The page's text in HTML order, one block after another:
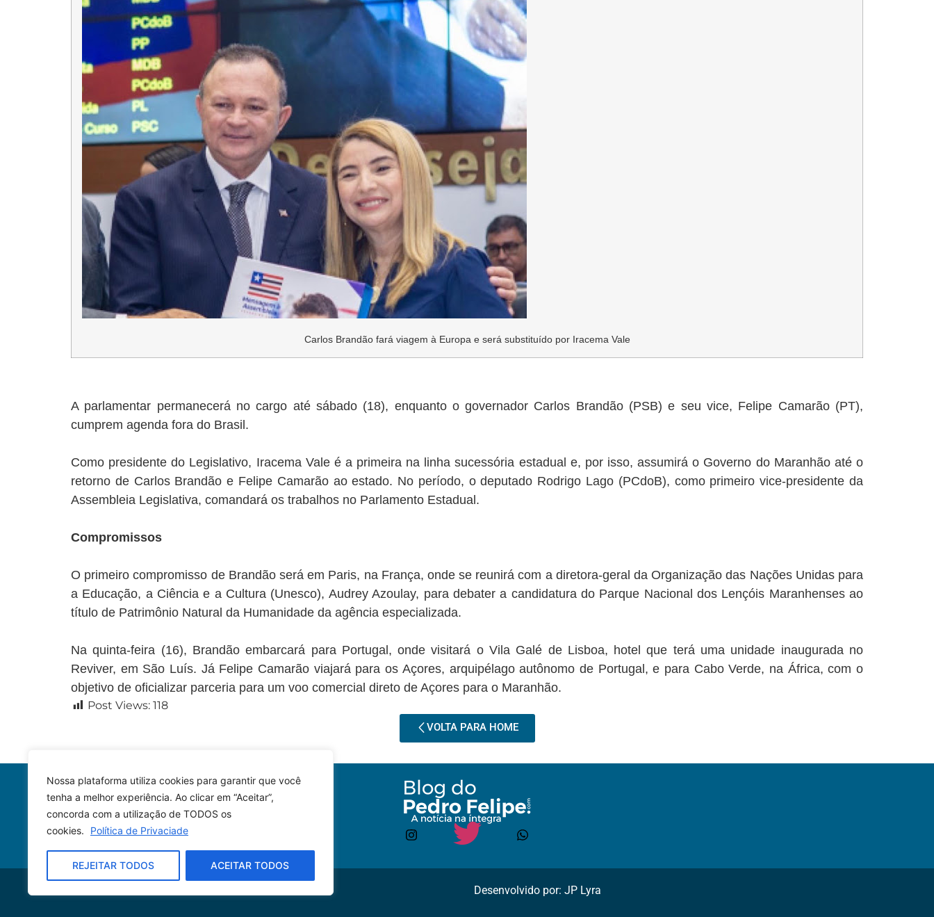
Nossa plataforma utiliza cookies para garantir que você
tenha a melhor experiência. Ao clicar em “Aceitar”,
concorda com a utilização de TODOS os
cookies.
Política de Privaciade
REJEITAR TODOS ACEITAR TODOS
Carlos Brandão fará viagem à Europa e será substituído por Iracema Vale
A parlamentar permanecerá no cargo até sábado (18), enquanto o governador Carlos Brandão (PSB) e seu vice, Felipe Camarão (PT),
cumprem agenda fora do Brasil.
Como presidente do Legislativo, Iracema Vale é a primeira na linha sucessória estadual e, por isso, assumirá o Governo do Maranhão até o
retorno de Carlos Brandão e Felipe Camarão ao estado. No período, o deputado Rodrigo Lago (PCdoB), como primeiro vice-presidente da
Assembleia Legislativa, comandará os trabalhos no Parlamento Estadual.
Compromissos
O primeiro compromisso de Brandão será em Paris, na França, onde se reunirá com a diretora-geral da Organização das Nações Unidas para
a Educação, a Ciência e a Cultura (Unesco), Audrey Azoulay, para debater a candidatura do Parque Nacional dos Lençóis Maranhenses ao
título de Patrimônio Natural da Humanidade da agência especializada.
Na quinta-feira (16), Brandão embarcará para Portugal, onde visitará o Vila Galé de Lisboa, hotel que terá uma unidade inaugurada no
Reviver, em São Luís. Já Felipe Camarão viajará para os Açores, arquipélago autônomo de Portugal, e para Cabo Verde, na África, com o
objetivo de oficializar parceria para um voo comercial direto de Açores para o Maranhão.
Post Views: 118
VOLTA PARA HOME
© 2023 – Todos os direitos reservados. Desenvolvido por: JP Lyra